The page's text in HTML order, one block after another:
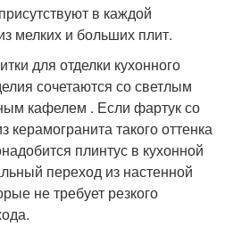
в каждой
мелких и больших плит.
для отделки кухонного
сочетаются со светлым
кафелем . Если фартук со
керамогранита такого оттенка
плинтус в кухонной
переход из настенной
не требует резкого